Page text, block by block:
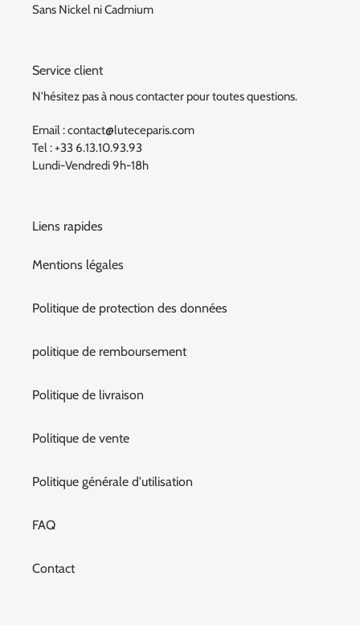
Sans Nickel ni Cadmium
Service client
N'hésitez pas à nous contacter pour toutes questions.
Email : contact@luteceparis.com
Tel : +33 6.13.10.93.93
Lundi-Vendredi 9h-18h
Liens rapides
Mentions légales
Politique de protection des données
politique de remboursement
Politique de livraison
Politique de vente
Politique générale d'utilisation
FAQ
Contact